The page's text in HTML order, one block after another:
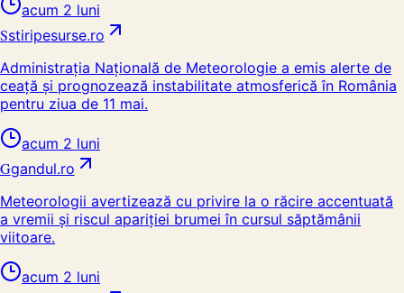
acum 2 luni
Sstiripesurse.ro
Administrația Națională de Meteorologie a emis alerte de
ceață și prognozează instabilitate atmosferică în România
pentru ziua de 11 mai.
acum 2 luni
Ggandul.ro
Meteorologii avertizează cu privire la o răcire accentuată
a vremii și riscul apariției brumei în cursul săptămânii
viitoare.
acum 2 luni